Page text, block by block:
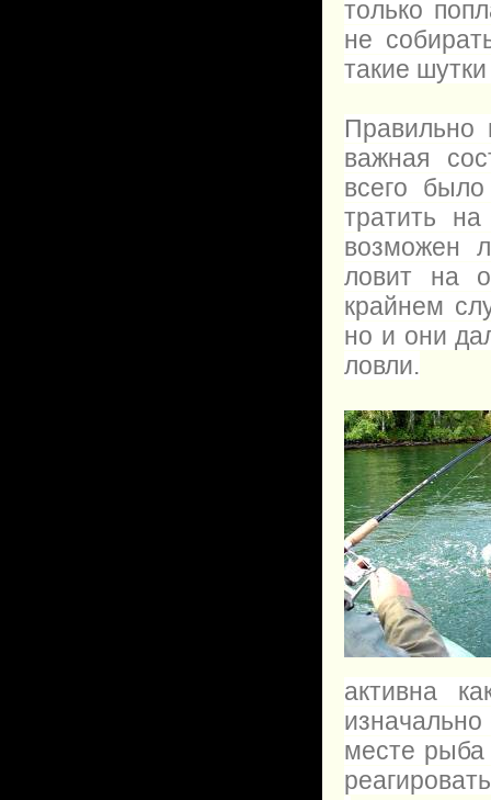
только
не
такие
Правильно
важная
всего
тратить
возможен
ловит на
крайнем
но и они
ловли.
активна
месте рыба